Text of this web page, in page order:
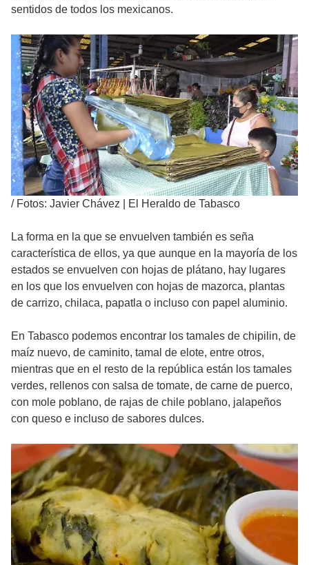
sentidos de todos los mexicanos.
/ Fotos: Javier Chávez | El Heraldo de Tabasco
La forma en la que se envuelven también es seña
característica de ellos, ya que aunque en la mayoría de los
estados se envuelven con hojas de plátano, hay lugares
en los que los envuelven con hojas de mazorca, plantas
de carrizo, chilaca, papatla o incluso con papel aluminio.
En Tabasco podemos encontrar los tamales de chipilin, de
maíz nuevo, de caminito, tamal de elote, entre otros,
mientras que en el resto de la república están los tamales
verdes, rellenos con salsa de tomate, de carne de puerco,
con mole poblano, de rajas de chile poblano, jalapeños
con queso e incluso de sabores dulces.